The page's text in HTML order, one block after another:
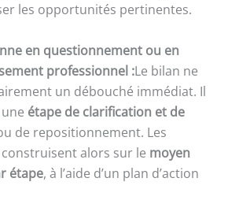
les opportunités pertinentes.
en questionnement ou en
professionnel :Le bilan ne
un débouché immédiat. Il
étape de clarification et de
de repositionnement. Les
alors sur le moyen
étape, à l’aide d’un plan d’action